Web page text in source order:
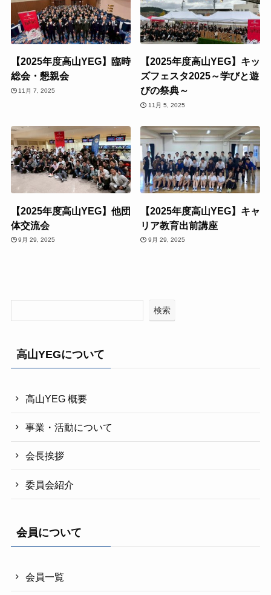
【2025年度高山YEG】臨時
総会・懇親会
11月 7, 2025
【2025年度高山YEG】キッ
ズフェスタ2025～学びと遊
びの祭典～
11月 5, 2025
【2025年度高山YEG】他団
体交流会
9月 29, 2025
【2025年度高山YEG】キャ
リア教育出前講座
9月 29, 2025
検索
高山YEGについて
高山YEG 概要
事業・活動について
会長挨拶
委員会紹介
会員について
会員一覧